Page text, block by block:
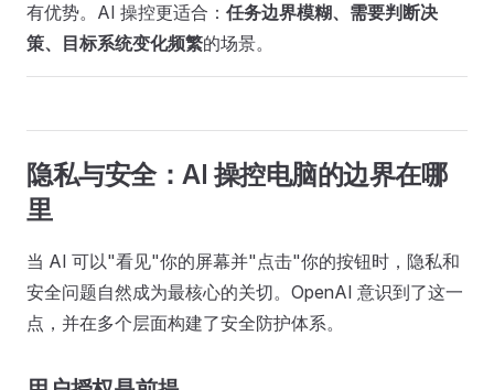
有优势。AI 操控更适合： 任务边界模糊、需要判断决
策、目标系统变化频繁的场景。
隐私与安全：AI 操控电脑的边界在哪
里
当 AI 可以"看见"你的屏幕并"点击"你的按钮时，隐私和
安全问题自然成为最核心的关切。OpenAI 意识到了这一
点，并在多个层面构建了安全防护体系。